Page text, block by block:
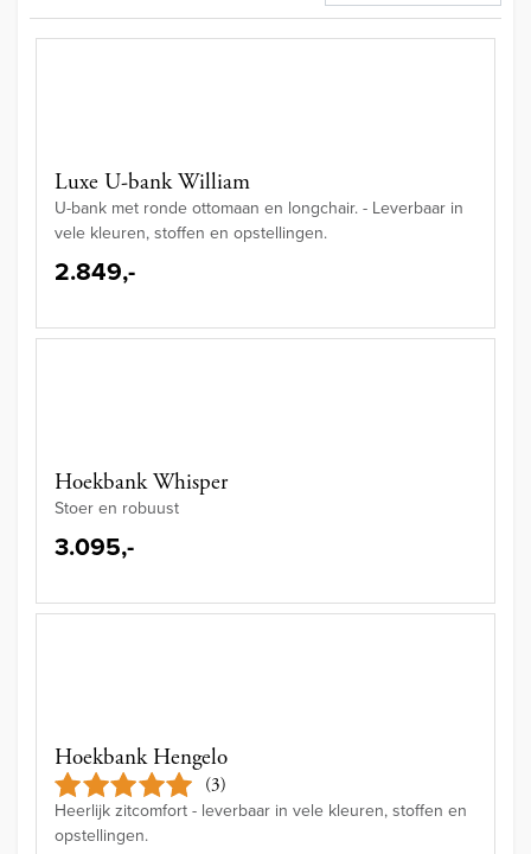
Luxe U-bank William
U-bank met ronde ottomaan en longchair. - Leverbaar in
vele kleuren, stoffen en opstellingen.
2.849,-
Hoekbank Whisper
Stoer en robuust
3.095,-
Hoekbank Hengelo
(3)
Heerlijk zitcomfort - leverbaar in vele kleuren, stoffen en
opstellingen.